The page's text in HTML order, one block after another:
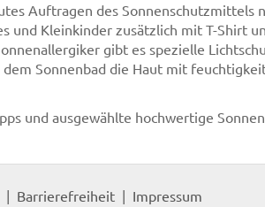
Auftragen des Sonnenschutzmittels
und Kleinkinder zusätzlich mit T-Shirt
gibt es spezielle
dem Sonnenbad die Haut mit
und ausgewählte hochwertige
Barrierefreiheit Impressum